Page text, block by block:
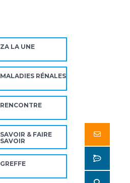
ZA LA UNE
MALADIES RÉNALES
RENCONTRE
SAVOIR & FAIRE
SAVOIR
GREFFE